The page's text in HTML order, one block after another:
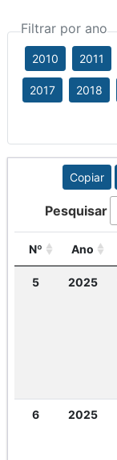
Filtrar por ano
2010 2011
2017 2018
Copiar
Pesquisar
Nº Ano
5 2025
6 2025